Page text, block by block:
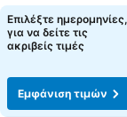
Επιλέξτε ημερομηνίες,
για να δείτε τις
ακριβείς τιμές
Εμφάνιση τιμών